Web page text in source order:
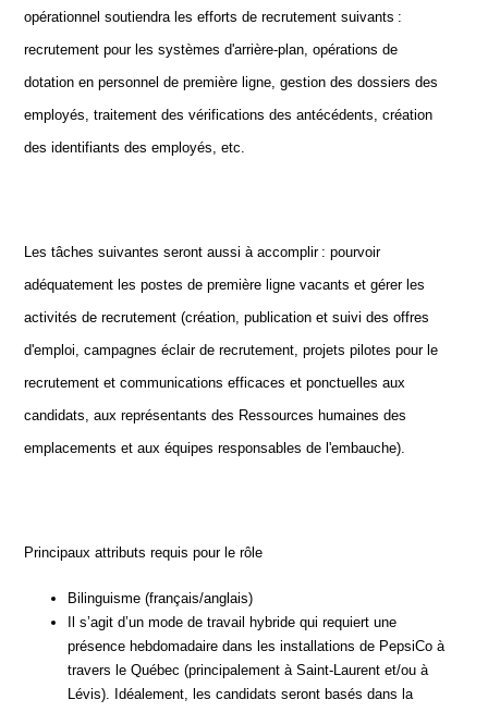
opérationnel soutiendra les efforts de recrutement suivants :
recrutement pour les systèmes d'arrière-plan, opérations de
dotation en personnel de première ligne, gestion des dossiers des
employés, traitement des vérifications des antécédents, création
des identifiants des employés, etc.
Les tâches suivantes seront aussi à accomplir : pourvoir
adéquatement les postes de première ligne vacants et gérer les
activités de recrutement (création, publication et suivi des offres
d'emploi, campagnes éclair de recrutement, projets pilotes pour le
recrutement et communications efficaces et ponctuelles aux
candidats, aux représentants des Ressources humaines des
emplacements et aux équipes responsables de l'embauche).
Principaux attributs requis pour le rôle
Bilinguisme (français/anglais)
Il s’agit d’un mode de travail hybride qui requiert une
présence hebdomadaire dans les installations de PepsiCo à
travers le Québec (principalement à Saint-Laurent et/ou à
Lévis). Idéalement, les candidats seront basés dans la